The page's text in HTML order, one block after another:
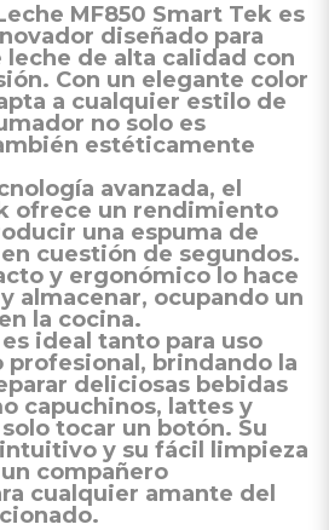
MF850 Smart Tek es
diseñado para
leche de alta calidad con
Con un elegante color
a cualquier estilo de
no solo es
estéticamente
avanzada, el
ofrece un rendimiento
una espuma de
cuestión de segundos.
y ergonómico lo hace
almacenar, ocupando un
la cocina.
ideal tanto para uso
brindando la
deliciosas bebidas
capuchinos, lattes y
tocar un botón. Su
y su fácil limpieza
compañero
cualquier amante del